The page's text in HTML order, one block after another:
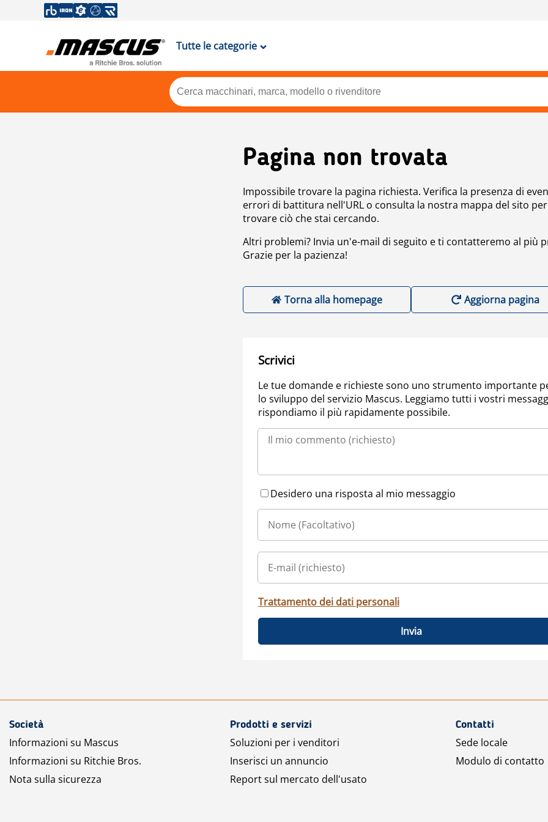
Tutte le categorie
Pagina non trovata
Impossibile trovare la pagina richiesta. Verifica la presenza di
errori di battitura nell'URL o consulta la nostra mappa del sito per
trovare ciò che stai cercando.
Altri problemi? Invia un'e-mail di seguito e ti contatteremo al più
Grazie per la pazienza!
Torna alla homepage Aggiorna pagina
Scrivici
Le tue domande e richieste sono uno strumento importante
lo sviluppo del servizio Mascus. Leggiamo tutti i vostri
rispondiamo il più rapidamente possibile.
Desidero una risposta al mio messaggio
Trattamento dei dati personali
Invia
Società
Informazioni su Mascus
Informazioni su Ritchie Bros.
Nota sulla sicurezza
Prodotti e servizi
Soluzioni per i venditori
Inserisci un annuncio
Report sul mercato dell'usato
Contatti
Sede locale
Modulo di contatto